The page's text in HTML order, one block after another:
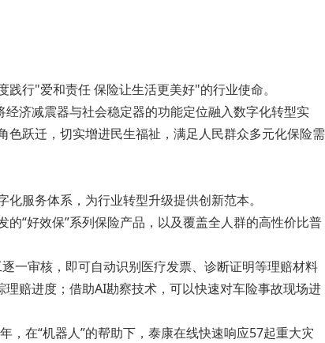
行"爱和责任 保险让生活更美好"的行业使命。
经济减震器与社会稳定器的功能定位融入数字化转型实
色跃迁，切实增进民生福祉，满足人民群众多元化保险需
服务体系，为行业转型升级提供创新范本。
“好效保”系列保险产品，以及覆盖全人群的高性价比普
一审核，即可自动识别医疗发票、诊断证明等理赔材料
赔进度；借助AI勘察技术，可以快速对车险事故现场进
在“机器人”的帮助下，泰康在线快速响应57起重大灾